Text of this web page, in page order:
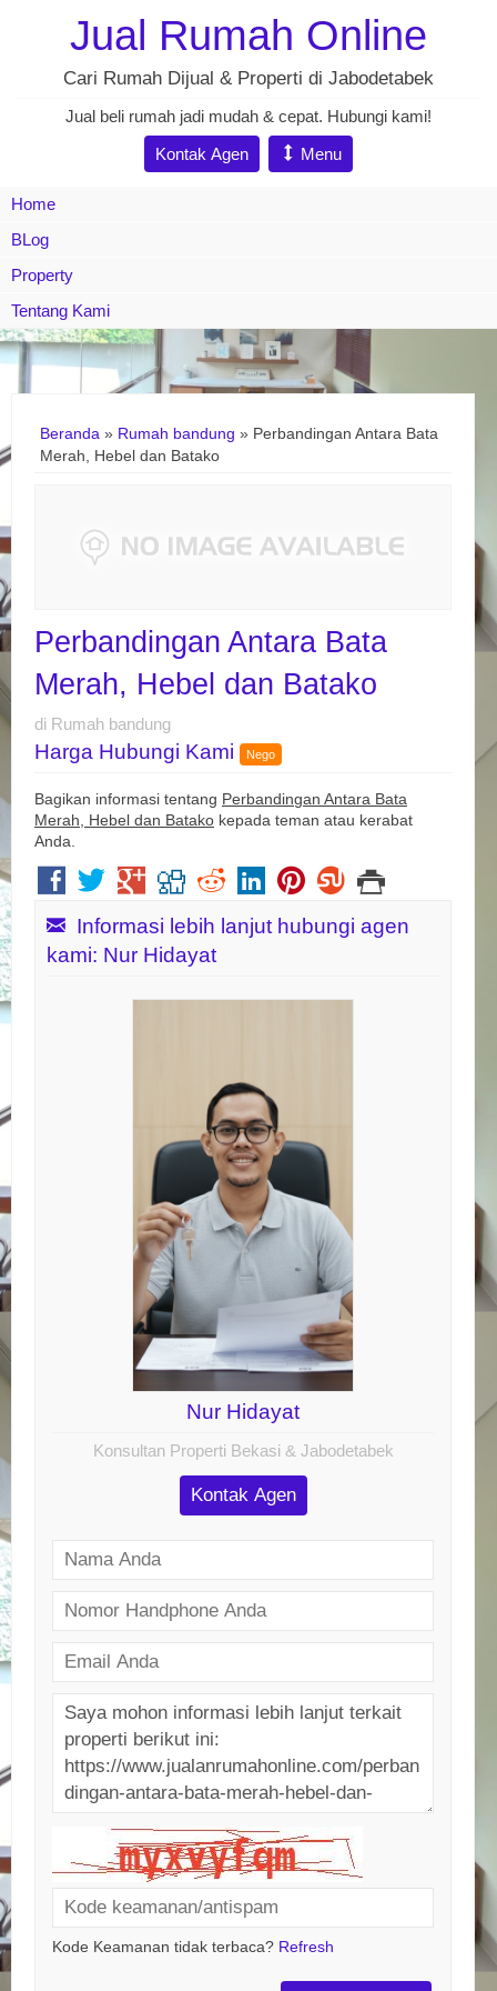
Jual Rumah Online
Cari Rumah Dijual & Properti di Jabodetabek
Jual beli rumah jadi mudah & cepat. Hubungi kami!
Kontak Agen
Menu
Home
BLog
Property
Tentang Kami
Beranda » Rumah bandung » Perbandingan Antara Bata
Merah, Hebel dan Batako
Perbandingan Antara Bata
Merah, Hebel dan Batako
di Rumah bandung
Harga Hubungi Kami Nego
Bagikan informasi tentang Perbandingan Antara Bata
Merah, Hebel dan Batako kepada teman atau kerabat
Anda.
Informasi lebih lanjut hubungi agen
kami: Nur Hidayat
Nur Hidayat
Konsultan Properti Bekasi & Jabodetabek
Kontak Agen
Kode Keamanan tidak terbaca? Refresh